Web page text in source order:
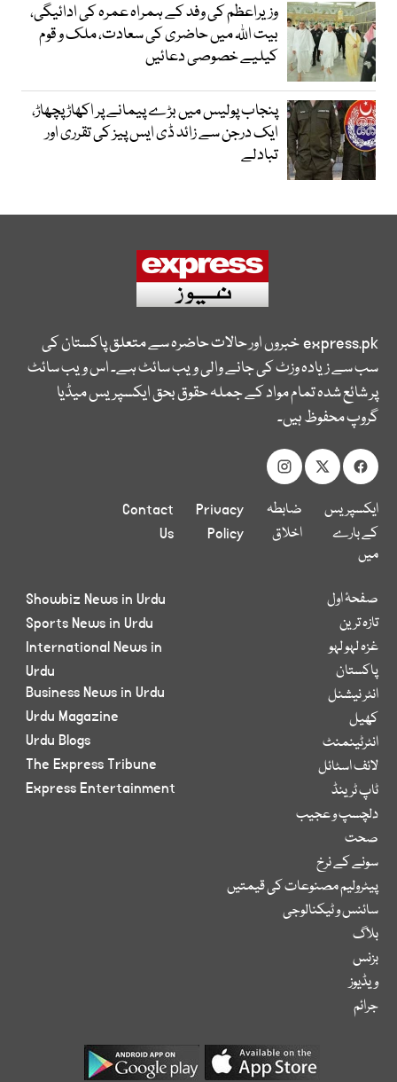
وزیراعظم کی وفد کے ہمراہ عمرہ کی ادائیگی،
بیت اللہ میں حاضری کی سعادت، ملک و قوم
کیلیے خصوصی دعائیں
پنجاب پولیس میں بڑے پیمانے پر اکھاڑ پچھاڑ،
ایک درجن سے زائد ڈی ایس پیز کی تقرری اور
تبادلے
express.pkخبروں اور حالات حاضرہ سے متعلق پاکستان کی
سب سے زیادہ وزٹ کی جانے والی ویب سائٹ ہے۔ اس ویب سائٹ
پر شائع شدہ تمام مواد کے جملہ حقوق بحق ایکسپریس میڈیا
گروپ محفوظ ہیں۔
ایکسپریس
کے بارے
میں
ضابطہ
اخلاق
Privacy
Policy
Contact
Us
صفحۂ اول
تازہ ترین
غزہ لہو لہو
پاکستان
انٹر نیشنل
کھیل
انٹرٹینمنٹ
لائف اسٹائل
ٹاپ ٹرینڈ
دلچسپ و عجیب
صحت
سونے کے نرخ
پیٹرولیم مصنوعات کی قیمتیں
سائنس و ٹیکنالوجی
بلاگ
بزنس
ویڈیوز
جرائم
Showbiz News in Urdu
Sports News in Urdu
International News in
Urdu
Business News in Urdu
Urdu Magazine
Urdu Blogs
The Express Tribune
Express Entertainment